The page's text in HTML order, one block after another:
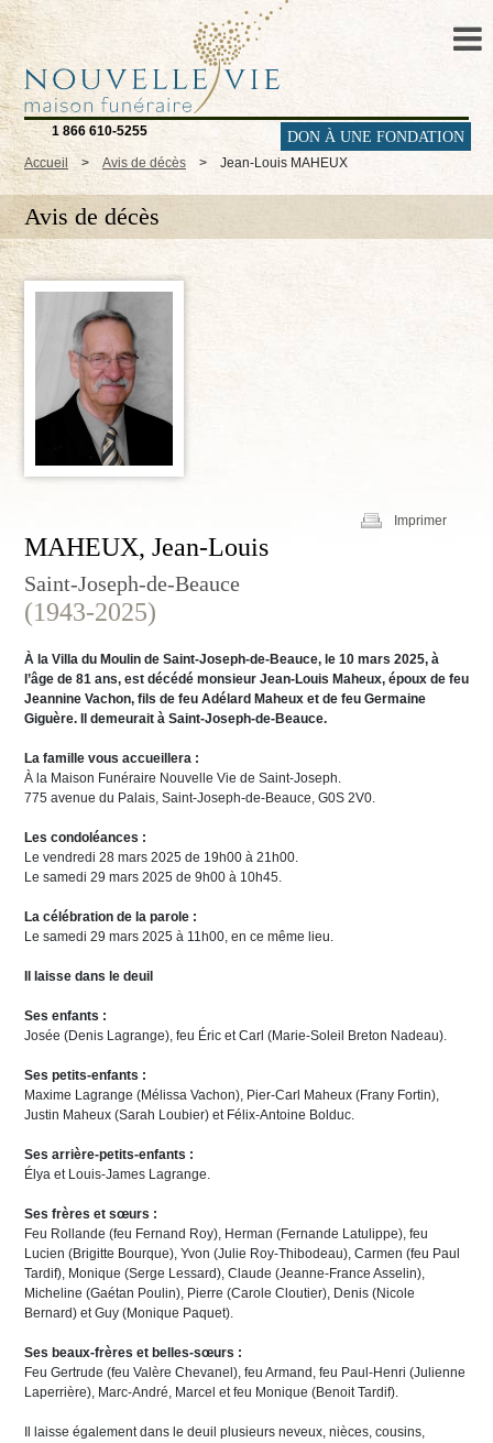
1 866 610-5255 DON À UNE FONDATION
Accueil > Avis de décès > Jean-Louis MAHEUX
Avis de décès
Imprimer
MAHEUX, Jean-Louis
Saint-Joseph-de-Beauce
(1943-2025)
À la Villa du Moulin de Saint-Joseph-de-Beauce, le 10 mars 2025, à
l’âge de 81 ans, est décédé monsieur Jean-Louis Maheux, époux de feu
Jeannine Vachon, fils de feu Adélard Maheux et de feu Germaine
Giguère. Il demeurait à Saint-Joseph-de-Beauce.
La famille vous accueillera :
À la Maison Funéraire Nouvelle Vie de Saint-Joseph.
775 avenue du Palais, Saint-Joseph-de-Beauce, G0S 2V0.
Les condoléances :
Le vendredi 28 mars 2025 de 19h00 à 21h00.
Le samedi 29 mars 2025 de 9h00 à 10h45.
La célébration de la parole :
Le samedi 29 mars 2025 à 11h00, en ce même lieu.
Il laisse dans le deuil
Ses enfants :
Josée (Denis Lagrange), feu Éric et Carl (Marie-Soleil Breton Nadeau).
Ses petits-enfants :
Maxime Lagrange (Mélissa Vachon), Pier-Carl Maheux (Frany Fortin),
Justin Maheux (Sarah Loubier) et Félix-Antoine Bolduc.
Ses arrière-petits-enfants :
Élya et Louis-James Lagrange.
Ses frères et sœurs :
Feu Rollande (feu Fernand Roy), Herman (Fernande Latulippe), feu
Lucien (Brigitte Bourque), Yvon (Julie Roy-Thibodeau), Carmen (feu Paul
Tardif), Monique (Serge Lessard), Claude (Jeanne-France Asselin),
Micheline (Gaétan Poulin), Pierre (Carole Cloutier), Denis (Nicole
Bernard) et Guy (Monique Paquet).
Ses beaux-frères et belles-sœurs :
Feu Gertrude (feu Valère Chevanel), feu Armand, feu Paul-Henri (Julienne
Laperrière), Marc-André, Marcel et feu Monique (Benoit Tardif).
Il laisse également dans le deuil plusieurs neveux, nièces, cousins,